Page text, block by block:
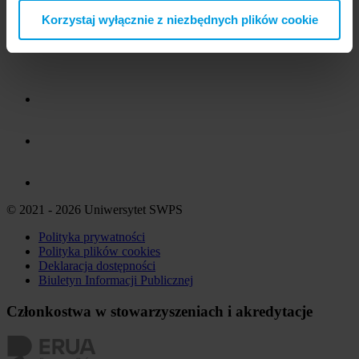
Korzystaj wyłącznie z niezbędnych plików cookie
© 2021 - 2026 Uniwersytet SWPS
Polityka prywatności
Polityka plików cookies
Deklaracja dostępności
Biuletyn Informacji Publicznej
Członkostwa w stowarzyszeniach i akredytacje